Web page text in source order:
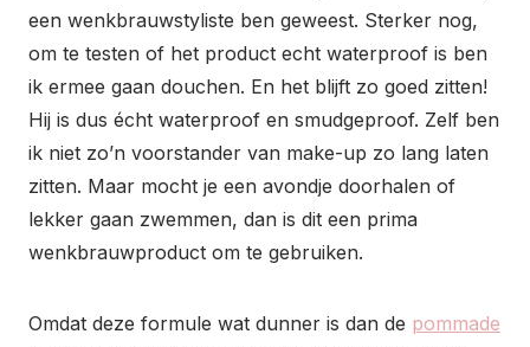
een wenkbrauwstyliste ben geweest. Sterker nog,
om te testen of het product echt waterproof is ben
ik ermee gaan douchen. En het blijft zo goed zitten!
Hij is dus écht waterproof en smudgeproof. Zelf ben
ik niet zo’n voorstander van make-up zo lang laten
zitten. Maar mocht je een avondje doorhalen of
lekker gaan zwemmen, dan is dit een prima
wenkbrauwproduct om te gebruiken.
Omdat deze formule wat dunner is dan de pommade